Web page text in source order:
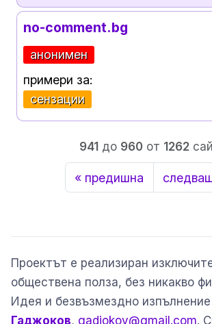
no-comment.bg
анонимен
примери за:
сензации
941 до 960 от 1262
« предишна
Проектът е реализиран
обществена полза, без никакво
Идея и безвъзмездно
Гаджоков, gadjokov@gmail.com.